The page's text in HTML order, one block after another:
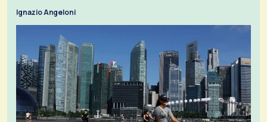
Ignazio Angeloni